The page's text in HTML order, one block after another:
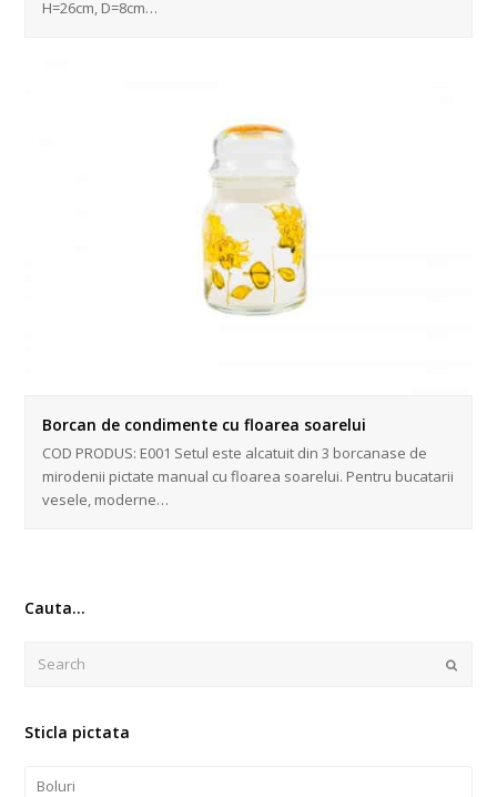
H=26cm, D=8cm…
Borcan de condimente cu floarea soarelui
COD PRODUS: E001 Setul este alcatuit din 3 borcanase de
mirodenii pictate manual cu floarea soarelui. Pentru bucatarii
vesele, moderne…
Cauta…
Submit
Sticla pictata
Boluri